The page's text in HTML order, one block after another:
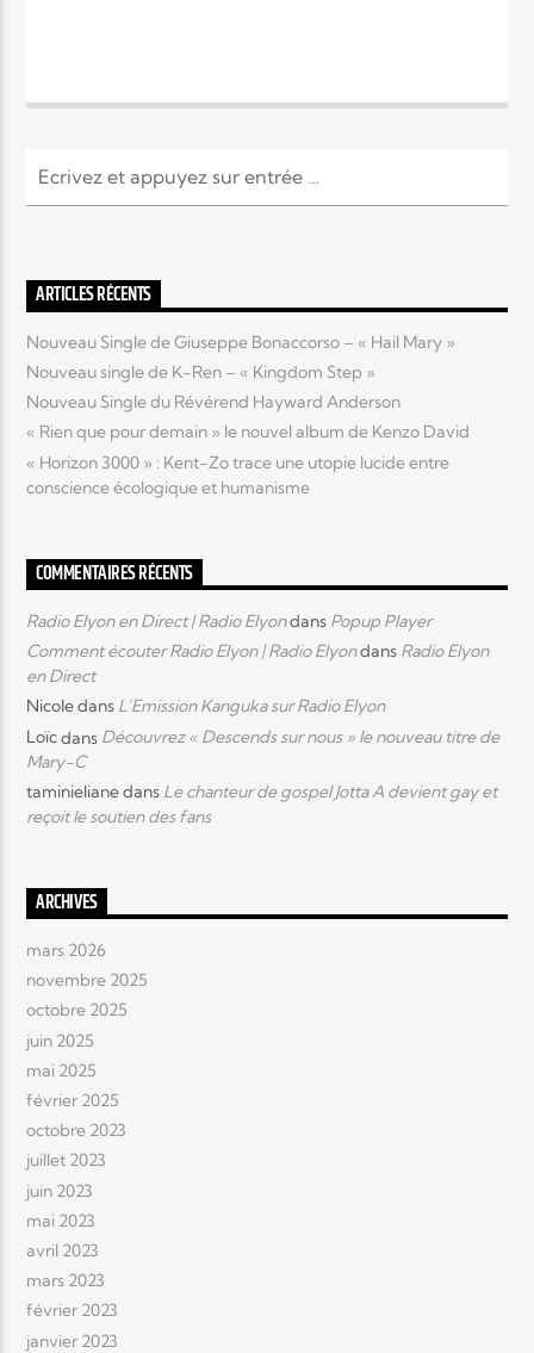
Reply(0) Like(1) Dislike(0)
Hello! Nous sommes heureux que
vous soyez ici, n'hésitez pas à
regarder ou à vous lancer
directement dans la conversation.
Soyez vous-même, soyez amical
et amusez-vous!
ARTICLES RÉCENTS
Nouveau Single de Giuseppe Bonaccorso – « Hail Mary »
Nouveau single de K-Ren – « Kingdom Step »
Nouveau Single du Révérend Hayward Anderson
« Rien que pour demain » le nouvel album de Kenzo David
« Horizon 3000 » : Kent-Zo trace une utopie lucide entre
conscience écologique et humanisme
COMMENTAIRES RÉCENTS
Radio Elyon en Direct | Radio Elyondans Popup Player
Comment écouter Radio Elyon | Radio Elyondans Radio Elyon
en Direct
Nicoledans L’Emission Kanguka sur Radio Elyon
Loïcdans Découvrez « Descends sur nous » le nouveau titre de
Mary-C
taminielianedans Le chanteur de gospel Jotta A devient gay et
reçoit le soutien des fans
ARCHIVES
mars 2026
novembre 2025
octobre 2025
juin 2025
mai 2025
février 2025
octobre 2023
juillet 2023
juin 2023
mai 2023
avril 2023
mars 2023
février 2023
janvier 2023